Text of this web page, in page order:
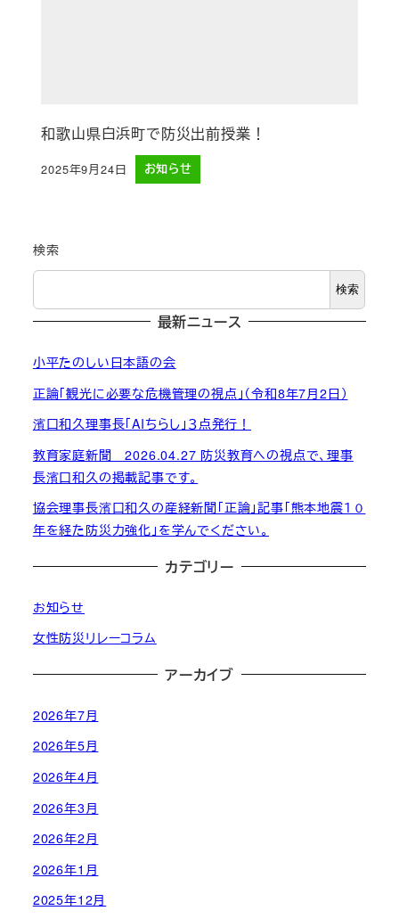
和歌山県白浜町で防災出前授業！
投稿日
2025年9月24日 お知らせ
検索
検索
最新ニュース
小平たのしい日本語の会
正論「観光に必要な危機管理の視点」（令和8年7月2日）
濱口和久理事長「AIちらし」３点発行！
教育家庭新聞 2026.04.27 防災教育への視点で、理事
長濱口和久の掲載記事です。
協会理事長濱口和久の産経新聞「正論」記事「熊本地震１０
年を経た防災力強化」を学んでください。
カテゴリー
お知らせ
女性防災リレーコラム
アーカイブ
2026年7月
2026年5月
2026年4月
2026年3月
2026年2月
2026年1月
2025年12月